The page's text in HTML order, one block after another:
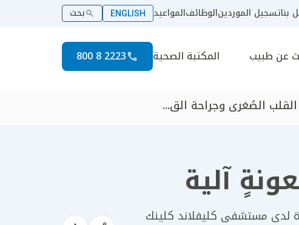
بناتسجيل الموردينالوظائفالمواعيد ENGLISH بحث
عن طبيب المكتبة الصحية 2223 8 800
الصُغرى وجراحة الق...
آلية
لدى مستشفى كليفلاند كلينك